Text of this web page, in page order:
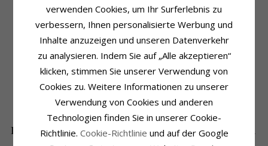
Ohrringe: Ohrringe
Metall:Silber
Oberfläche:Polierter
Schliff: Cabochon-Schliff
Schmuckstein:Onyx
Größe
Höhe: 10,0 mm
Breite: 6,0 mm
Lieferzeit
4-5 Werktage
DIE BELIEBTESTEN PRODUKTE IN DER
KATEGORIE
verwenden Cookies, um Ihr Surferlebnis zu
verbessern, Ihnen personalisierte Werbung und
Inhalte anzuzeigen und unseren Datenverkehr
zu analysieren. Indem Sie auf „Alle akzeptieren“
klicken, stimmen Sie unserer Verwendung von
Cookies zu. Weitere Informationen zu unserer
Verwendung von Cookies und anderen
Technologien finden Sie in unserer Cookie-
Richtlinie. Cookie-Richtlinie und auf der Google